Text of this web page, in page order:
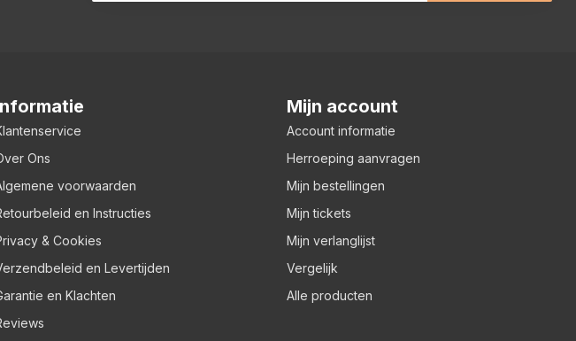
Ons
voorwaarden
en Instructies
& Cookies
en Levertijden
en Klachten
Mijn account
Account informatie
Herroeping aanvragen
Mijn bestellingen
Mijn tickets
Mijn verlanglijst
Vergelijk
Alle producten